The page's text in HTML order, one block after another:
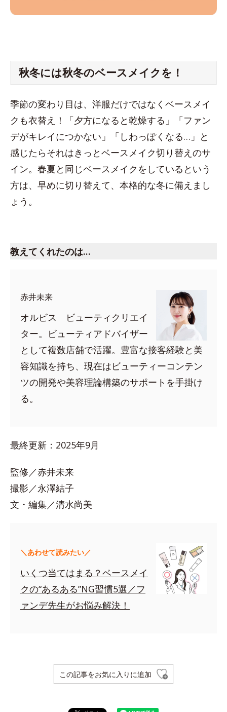
秋冬には秋冬のベースメイクを！
季節の変わり目は、洋服だけではなくベースメイ
クも衣替え！「夕方になると乾燥する」「ファン
デがキレイにつかない」「しわっぽくなる…」と
感じたらそれはきっとベースメイク切り替えのサ
イン。春夏と同じベースメイクをしているという
方は、早めに切り替えて、本格的な冬に備えまし
ょう。
教えてくれたのは…
赤井未来
オルビス ビューティクリエイ
ター。ビューティアドバイザー
として複数店舗で活躍。豊富な接客経験と美
容知識を持ち、現在はビューティーコンテン
ツの開発や美容理論構築のサポートを手掛け
る。
最終更新：2025年9月
監修／赤井未来
撮影／永澤結子
文・編集／清水尚美
＼あわせて読みたい／
いくつ当てはまる？ベースメイ
クの“あるある”NG習慣5選／フ
ァンデ先生がお悩み解決！
この記事をお気に入りに追加